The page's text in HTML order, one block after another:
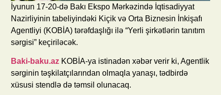
İyunun 17-20-də Bakı Ekspo Mərkəzində İqtisadiyyat
Nazirliyinin tabeliyindəki Kiçik və Orta Biznesin İnkişafı
Agentliyi (KOBİA) tərəfdaşlığı ilə “Yerli şirkətlərin tanıtım
sərgisi” keçiriləcək.
Baki-baku.az KOBİA-ya istinadən xəbər verir ki, Agentlik
sərginin təşkilatçılarından olmaqla yanaşı, tədbirdə
xüsusi stendlə də təmsil olunacaq.